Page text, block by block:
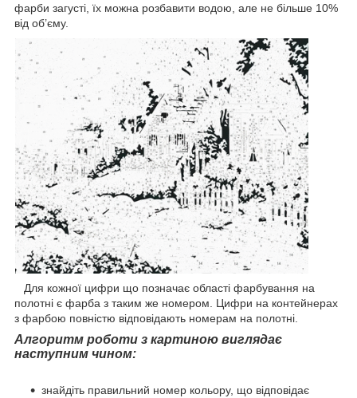
фарби загусті, їх можна розбавити водою, але не більше 10%
від об’єму.
Для кожної цифри що позначає області фарбування на
полотні є фарба з таким же номером. Цифри на контейнерах
з фарбою повністю відповідають номерам на полотні.
Алгоритм роботи з картиною виглядає
наступним чином:
знайдіть правильний номер кольору, що відповідає